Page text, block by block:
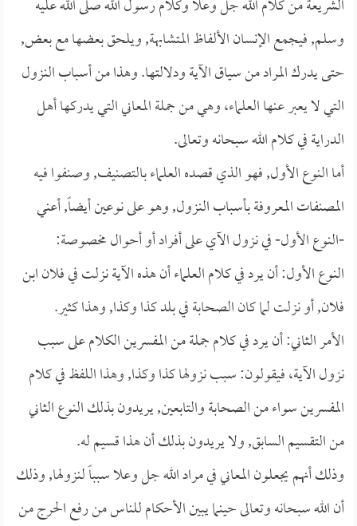
الشريعة من كلام الله جل وعلا وكلام رسول الله صلى الله عليه
وسلم, فيجمع الإنسان الألفاظ المتشابهة, ويلحق بعضها مع بعض,
حتى يدرك المراد من سياق الآية ودلالتها. وهذا من أسباب النزول
التي لا يعبر عنها العلماء، وهي من جملة المعاني التي يدركها أهل
الدراية في كلام الله سبحانه وتعالى.
أما النوع الأول, فهو الذي قصده العلماء بالتصنيف, وصنفوا فيه
المصنفات المعروفة بأسباب النزول, وهو على نوعين أيضاً, أعني
-النوع الأول- في نزول الآي على أفراد أو أحوال مخصوصة:
النوع الأول: أن يرد في كلام العلماء أن هذه الآية نزلت في فلان ابن
فلان, أو نزلت لما كان الصحابة في بلد كذا وكذا, وهذا كثير.
الأمر الثاني: أن يرد في كلام جملة من المفسرين الكلام على سبب
نزول الآية، فيقولون: سبب نزولها كذا وكذا, وهذا اللفظ في كلام
المفسرين سواء من الصحابة والتابعين, يريدون بذلك النوع الثاني
من التقسيم السابق, ولا يريدون بذلك أن هذا قسيم له.
وذلك أنهم يجعلون المعاني في مراد الله جل وعلا سبباً لنزولها, وذلك
أن الله سبحانه وتعالى حينما يبين الأحكام للناس من رفع الحرج من